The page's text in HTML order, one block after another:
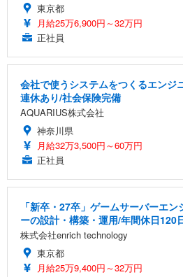
東京都
月給25万6,900円～32万円
正社員
会社で使うシステムをつくるエンジ
連休あり/社会保険完備
AQUARIUS株式会社
神奈川県
月給32万3,500円～60万円
正社員
「新卒・27卒」ゲームサーバーエ
ーの設計・構築・運用/年間休日120
株式会社enrich technology
東京都
月給25万9,400円～32万円